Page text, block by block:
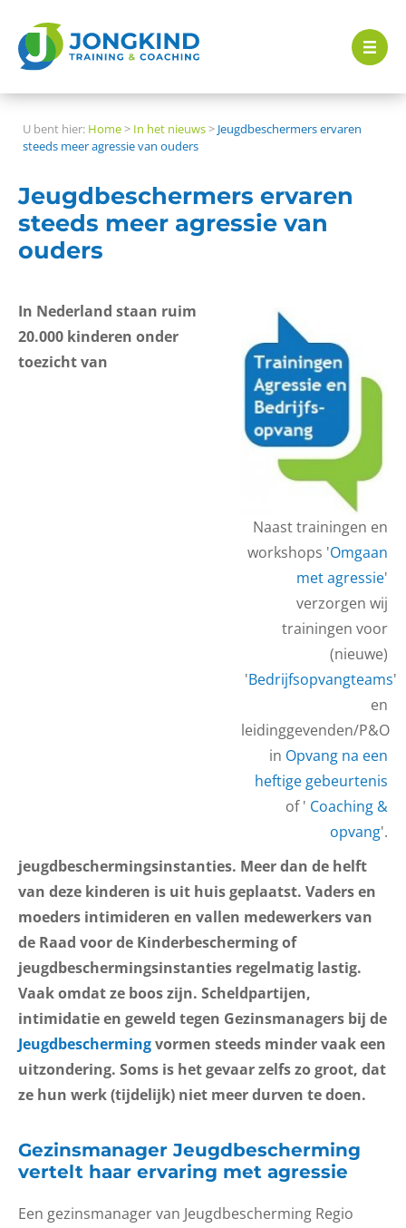
U bent hier: Home> In het nieuws> Jeugdbeschermers ervaren
steeds meer agressie van ouders
Jeugdbeschermers ervaren
steeds meer agressie van
ouders
Naast trainingen en
workshops 'Omgaan
met agressie'
verzorgen wij
trainingen voor
(nieuwe)
'Bedrijfsopvangteams'
en
leidinggevenden/P&O
in Opvang na een
heftige gebeurtenis
of ' Coaching &
opvang'.
In Nederland staan ruim
20.000 kinderen onder
toezicht van
jeugdbeschermingsinstanties. Meer dan de helft
van deze kinderen is uit huis geplaatst. Vaders en
moeders intimideren en vallen medewerkers van
de Raad voor de Kinderbescherming of
jeugdbeschermingsinstanties regelmatig lastig.
Vaak omdat ze boos zijn. Scheldpartijen,
intimidatie en geweld tegen Gezinsmanagers bij de
Jeugdbeschermingvormen steeds minder vaak een
uitzondering. Soms is het gevaar zelfs zo groot, dat
ze hun werk (tijdelijk) niet meer durven te doen.
Gezinsmanager Jeugdbescherming
vertelt haar ervaring met agressie
Een gezinsmanager van Jeugdbescherming Regio